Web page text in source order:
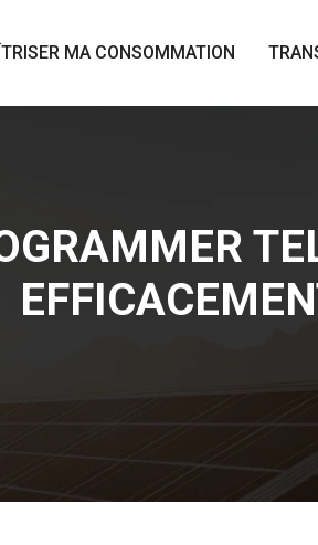
MA CONSOMMATION